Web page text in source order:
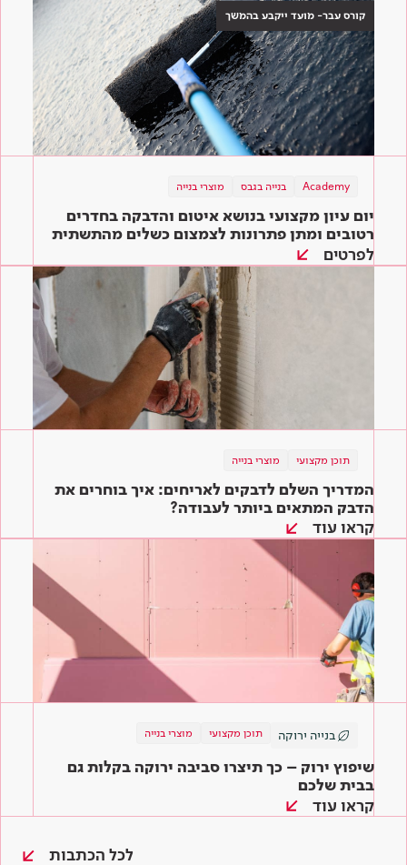
קורס עבר- מועד ייקבע בהמשך
Academy בנייה בגבס מוצרי בנייה
יום עיון מקצועי בנושא איטום והדבקה בחדרים
רטובים ומתן פתרונות לצמצום כשלים מהתשתית
ועד הגמר
לפרטים
תוכן מקצועי מוצרי בנייה
המדריך השלם לדבקים לאריחים: איך בוחרים את
הדבק המתאים ביותר לעבודה?
קראו עוד
בנייה ירוקה תוכן מקצועי מוצרי בנייה
שיפוץ ירוק – כך תיצרו סביבה ירוקה בקלות גם
בבית שלכם
קראו עוד
לכל הכתבות